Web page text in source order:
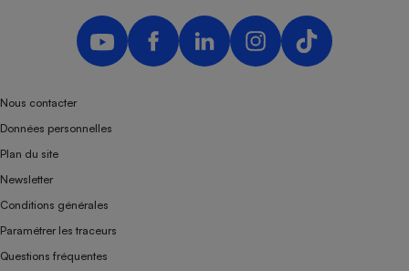
Nous contacter
Données personnelles
Plan du site
Newsletter
Conditions générales
Paramétrer les traceurs
Questions fréquentes